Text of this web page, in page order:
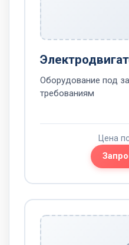
Оборудование под
требованиям
Цена